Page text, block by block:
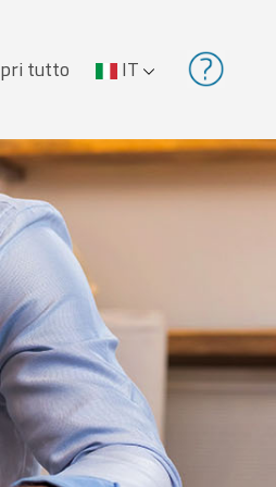
tutto IT